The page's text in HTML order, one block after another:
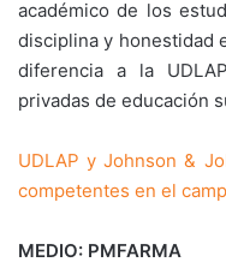
académico de los
disciplina y honestidad
diferencia a la
privadas de educación
UDLAP y Johnson &
competentes en el
MEDIO: PMFARMA